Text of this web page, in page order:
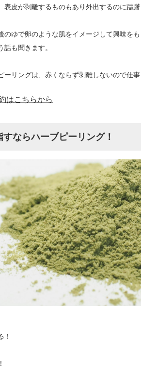
表皮が剥離するものもあり外出するのに躊
のゆで卵のような肌をイメージして興味を
も聞きます。
ーリングは、赤くならず剥離しないので仕事
はこちらから
すならハーブピーリング！
！